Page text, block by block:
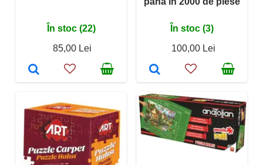
În stoc (22)
85,00 Lei
În stoc (3)
100,00 Lei